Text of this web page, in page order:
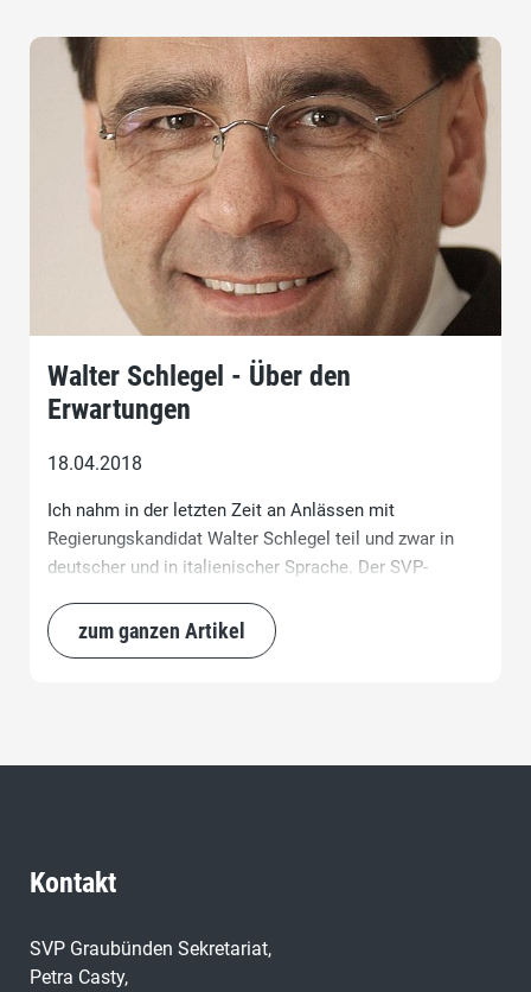
Walter Schlegel - Über den
Erwartungen
18.04.2018
Ich nahm in der letzten Zeit an Anlässen mit
Regierungskandidat Walter Schlegel teil und zwar in
deutscher und in italienischer Sprache. Der SVP-
Sprachenkenntnisse und seine analytische Haltung
überzeugt und beeindruckt.
zum ganzen Artikel
Kontakt
SVP Graubünden Sekretariat,
Petra Casty,